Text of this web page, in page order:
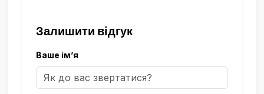
Залишити відгук
Ваше ім’я